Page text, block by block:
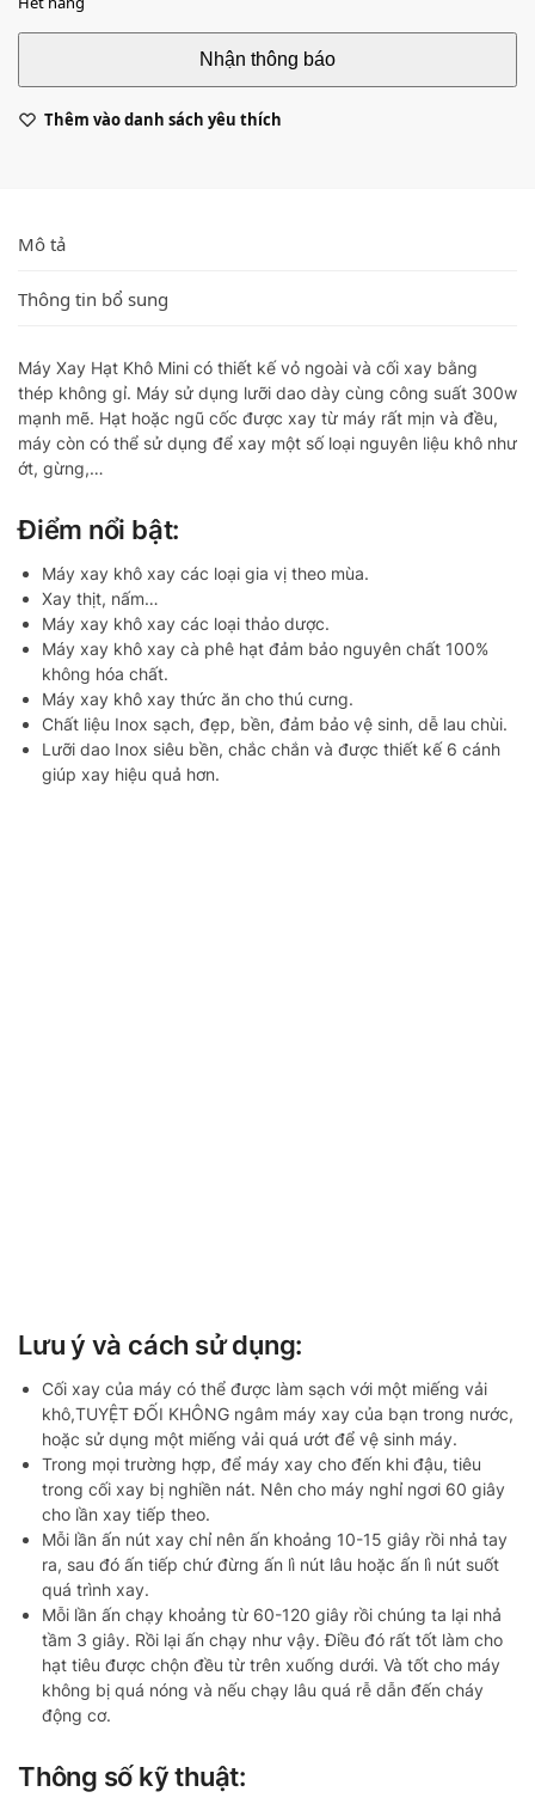
Thêm vào danh sách yêu thích
Mô tả
Thông tin bổ sung
Máy Xay Hạt Khô Mini có thiết kế vỏ ngoài và cối xay bằng
thép không gỉ. Máy sử dụng lưỡi dao dày cùng công suất 300w
mạnh mẽ. Hạt hoặc ngũ cốc được xay từ máy rất mịn và đều,
máy còn có thể sử dụng để xay một số loại nguyên liệu khô như
ớt, gừng,…
Điểm nổi bật:
Máy xay khô xay các loại gia vị theo mùa.
Xay thịt, nấm…
Máy xay khô xay các loại thảo dược.
Máy xay khô xay cà phê hạt đảm bảo nguyên chất 100%
không hóa chất.
Máy xay khô xay thức ăn cho thú cưng.
Chất liệu Inox sạch, đẹp, bền, đảm bảo vệ sinh, dễ lau chùi.
Lưỡi dao Inox siêu bền, chắc chắn và được thiết kế 6 cánh
giúp xay hiệu quả hơn.
Lưu ý và cách sử dụng:
Cối xay của máy có thể được làm sạch với một miếng vải
khô,TUYỆT ĐỐI KHÔNG ngâm máy xay của bạn trong nước,
hoặc sử dụng một miếng vải quá ướt để vệ sinh máy.
Trong mọi trường hợp, để máy xay cho đến khi đậu, tiêu
trong cối xay bị nghiền nát. Nên cho máy nghỉ ngơi 60 giây
cho lần xay tiếp theo.
Mỗi lần ấn nút xay chỉ nên ấn khoảng 10-15 giây rồi nhả tay
ra, sau đó ấn tiếp chứ đừng ấn lì nút lâu hoặc ấn lì nút suốt
quá trình xay.
Mỗi lần ấn chạy khoảng từ 60-120 giây rồi chúng ta lại nhả
tầm 3 giây. Rồi lại ấn chạy như vậy. Điều đó rất tốt làm cho
hạt tiêu được chộn đều từ trên xuống dưới. Và tốt cho máy
không bị quá nóng và nếu chạy lâu quá rễ dẫn đến cháy
động cơ.
Thông số kỹ thuật: